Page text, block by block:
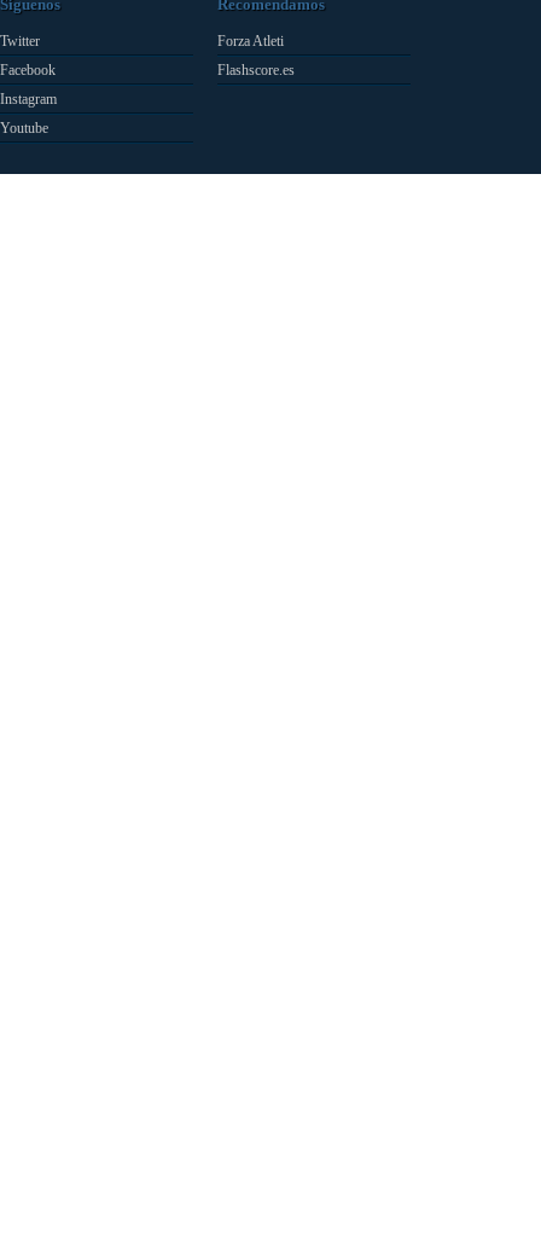
Síguenos
Twitter
Facebook
Instagram
Youtube
Recomendamos
Forza Atleti
Flashscore.es